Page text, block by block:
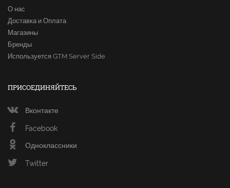
О нас
Доставка и Оплата
Магазины
Бренды
Используется GTM Server Side
ПРИСОЕДИНЯЙТЕСЬ
Вконтакте
Facebook
Одноклассники
Twitter